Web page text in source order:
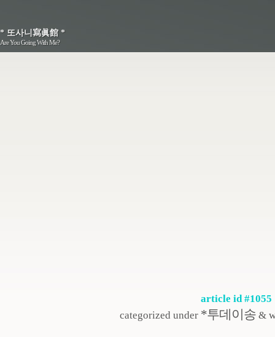
* 또사니寫眞館 *
Are You Going With Me?
* 또사니寫眞館 *
Are You Going With Me?
article id #1055
categorized under *투데이송 &